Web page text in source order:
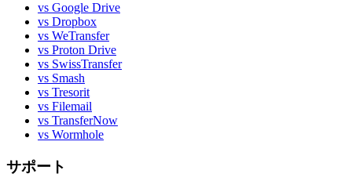
vs Google Drive
vs Dropbox
vs WeTransfer
vs Proton Drive
vs SwissTransfer
vs Smash
vs Tresorit
vs Filemail
vs TransferNow
vs Wormhole
サポート